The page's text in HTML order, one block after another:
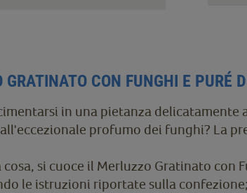
GRATINATO CON FUNGHI E PURÉ
in una pietanza delicatamente
profumo dei funghi? La
cosa, si cuoce il Merluzzo Gratinato con
le istruzioni riportate sulla